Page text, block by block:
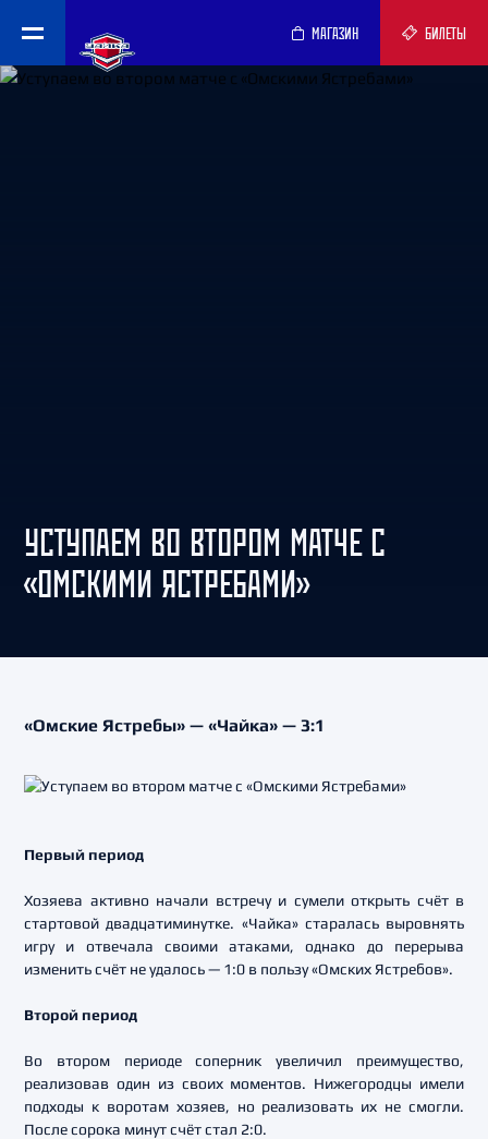
МАГАЗИН БИЛЕТЫ
УСТУПАЕМ ВО ВТОРОМ МАТЧЕ С
«ОМСКИМИ ЯСТРЕБАМИ»
«Омские Ястребы» — «Чайка» — 3:1
Первый период
Хозяева активно начали встречу и сумели открыть счёт в
стартовой двадцатиминутке. «Чайка» старалась выровнять
игру и отвечала своими атаками, однако до перерыва
изменить счёт не удалось — 1:0 в пользу «Омских Ястребов».
Второй период
Во втором периоде соперник увеличил преимущество,
реализовав один из своих моментов. Нижегородцы имели
подходы к воротам хозяев, но реализовать их не смогли.
После сорока минут счёт стал 2:0.